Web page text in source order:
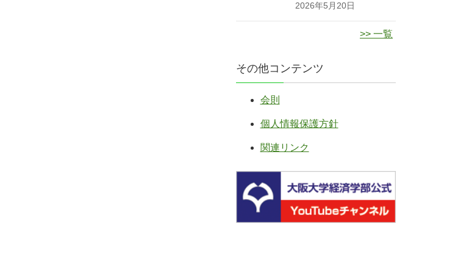
2026年5月20日
>> 一覧
その他コンテンツ
会則
個人情報保護方針
関連リンク